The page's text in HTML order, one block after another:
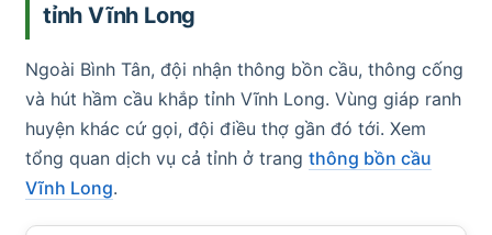
tỉnh Vĩnh Long
Ngoài Bình Tân, đội nhận thông bồn cầu, thông cống
và hút hầm cầu khắp tỉnh Vĩnh Long. Vùng giáp ranh
huyện khác cứ gọi, đội điều thợ gần đó tới. Xem
tổng quan dịch vụ cả tỉnh ở trang thông bồn cầu
Vĩnh Long.